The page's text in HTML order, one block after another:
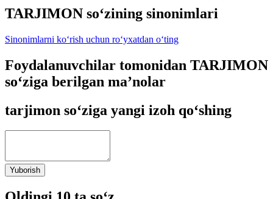
TARJIMON so‘zining sinonimlari
Sinonimlarni ko‘rish uchun ro‘yxatdan o‘ting
Foydalanuvchilar tomonidan TARJIMON
so‘ziga berilgan ma’nolar
tarjimon so‘ziga yangi izoh qo‘shing
Yuborish